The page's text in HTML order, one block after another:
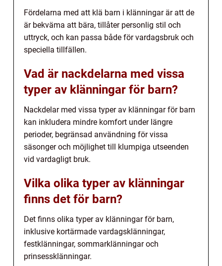
Fördelarna med att klä barn i klänningar är att de
är bekväma att bära, tillåter personlig stil och
uttryck, och kan passa både för vardagsbruk och
speciella tillfällen.
Vad är nackdelarna med vissa
typer av klänningar för barn?
Nackdelar med vissa typer av klänningar för barn
kan inkludera mindre komfort under längre
perioder, begränsad användning för vissa
säsonger och möjlighet till klumpiga utseenden
vid vardagligt bruk.
Vilka olika typer av klänningar
finns det för barn?
Det finns olika typer av klänningar för barn,
inklusive kortärmade vardagsklänningar,
festklänningar, sommarklänningar och
prinsessklänningar.